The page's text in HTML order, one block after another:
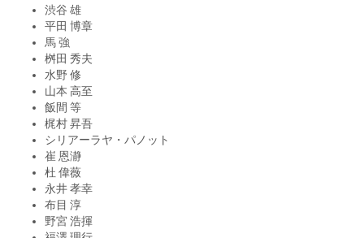
渋谷 雄
平田 博章
馬 強
桝田 秀夫
水野 修
山本 高至
飯間 等
梶村 昇吾
シリアーラヤ・パノット
崔 恩瀞
杜 偉薇
永井 孝幸
布目 淳
野宮 浩揮